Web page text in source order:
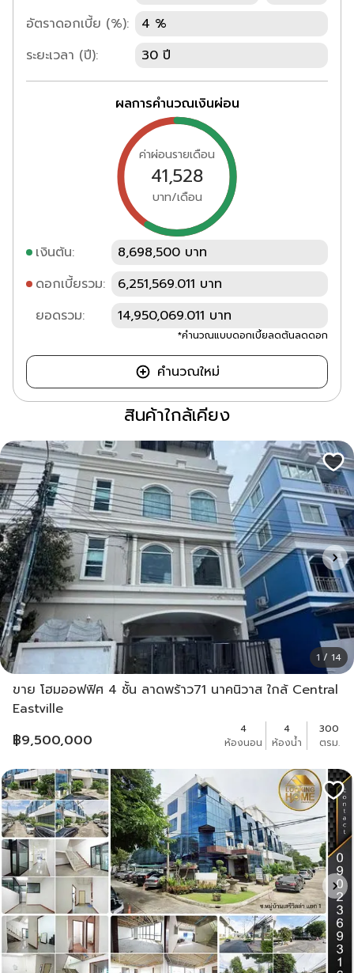
อัตราดอกเบี้ย (%):
4 %
ระยะเวลา (ปี):
30 ปี
ผลการคำนวณเงินผ่อน
ค่าผ่อนรายเดือน
41,528
บาท/เดือน
เงินต้น:
8,698,500 บาท
ดอกเบี้ยรวม:
6,251,569.011 บาท
ยอดรวม:
14,950,069.011 บาท
*คำนวณแบบดอกเบี้ยลดต้นลดดอก
คำนวณใหม่
สินค้าใกล้เคียง
1 / 14
ขาย โฮมออฟฟิศ 4 ชั้น ลาดพร้าว71 นาคนิวาส ใกล้ Central
Eastville
฿9,500,000
4
ห้องนอน
4
ห้องน้ำ
300
ตรม.